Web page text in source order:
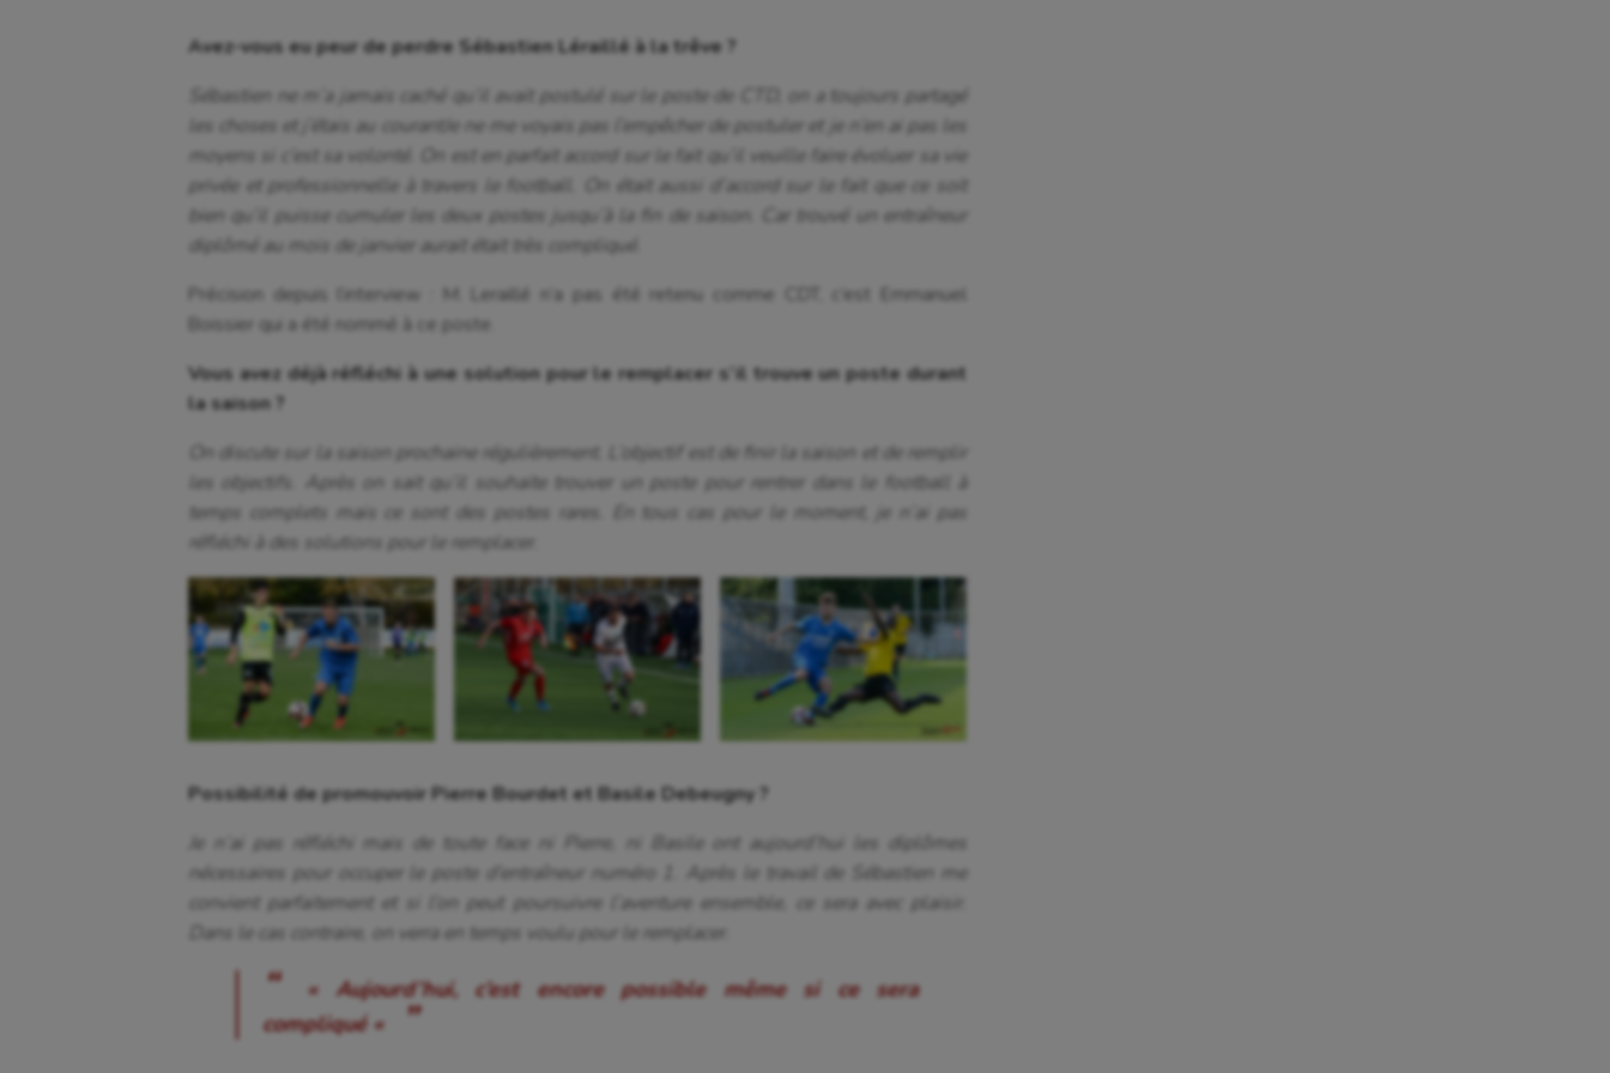
Avez-vous eu peur de perdre Sébastien Léraillé à la trêve ?
Sébastien ne m’a jamais caché qu’il avait postulé sur le poste de CTD, on a toujours partagé
les choses et j’étais au courantJe ne me voyais pas l’empêcher de postuler et je n’en ai pas les
moyens si c’est sa volonté. On est en parfait accord sur le fait qu’il veuille faire évoluer sa vie
privée et professionnelle à travers le football. On était aussi d’accord sur le fait que ce soit
bien qu’il puisse cumuler les deux postes jusqu’à la fin de saison. Car trouvé un entraîneur
diplômé au mois de janvier aurait était très compliqué.
Précision depuis l’interview : M. Leraillé n’a pas été retenu comme CDT, c’est Emmanuel
Boissier qui a été nommé à ce poste.
Vous avez déjà réfléchi à une solution pour le remplacer s’il trouve un poste durant
la saison ?
On discute sur la saison prochaine régulièrement. L’objectif est de finir la saison et de remplir
les objectifs. Après on sait qu’il souhaite trouver un poste pour rentrer dans le football à
temps complets mais ce sont des postes rares. En tous cas pour le moment, je n’ai pas
réfléchi à des solutions pour le remplacer.
Possibilité de promouvoir Pierre Bourdet et Basile Debeugny ?
Je n’ai pas réfléchi mais de toute face ni Pierre, ni Basile ont aujourd’hui les diplômes
nécessaires pour occuper le poste d’entraîneur numéro 1. Après le travail de Sébastien me
convient parfaitement et si l’on peut poursuivre l’aventure ensemble, ce sera avec plaisir.
Dans le cas contraire, on verra en temps voulu pour le remplacer.
« Aujourd’hui, c’est encore possible même si ce sera
compliqué«